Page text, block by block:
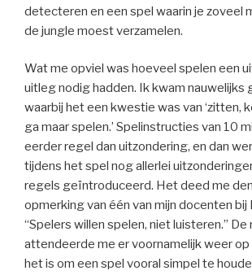
detecteren en een spel waarin je zoveel
de jungle moest verzamelen.
Wat me opviel was hoeveel spelen een
uitleg nodig hadden. Ik kwam nauwelijks
waarbij het een kwestie was van ‘zitten,
ga maar spelen.’ Spelinstructies van 10
eerder regel dan uitzondering, en dan
tijdens het spel nog allerlei
regels geïntroduceerd. Het deed me
opmerking van één van mijn docenten bij
“Spelers willen spelen, niet luisteren.”
attendeerde me er voornamelijk weer
het is om een spel vooral simpel te